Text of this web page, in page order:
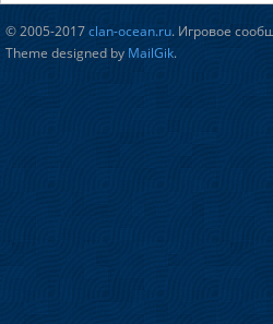
© 2005-2017clan-ocean.ru. Игровое
Theme designed by MailGik.